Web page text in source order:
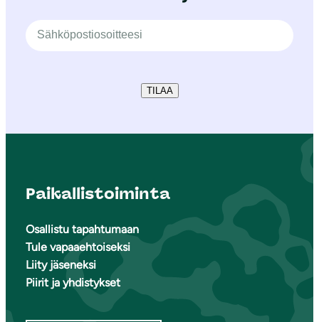
TILAA
Paikallistoiminta
Osallistu tapahtumaan
Tule vapaaehtoiseksi
Liity jäseneksi
Piirit ja yhdistykset